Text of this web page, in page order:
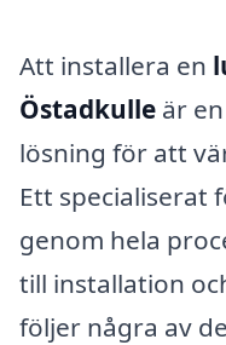
Att installera en
Östadkulle är
lösning för att
Ett specialiserat
genom hela
till installation
följer några av